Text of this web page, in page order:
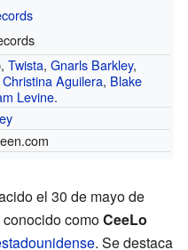
Twista,Gnarls Barkley,
Christina Aguilera, Blake
Levine.
el 30 de mayo de
conocido comoCeeLo
. Se destaca